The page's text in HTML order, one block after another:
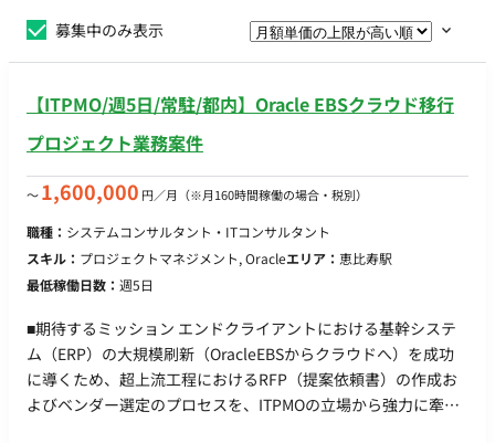
募集中のみ表示
【ITPMO/週5日/常駐/都内】Oracle EBSクラウド移行
プロジェクト業務案件
〜1,600,000 円／月 （※月160時間稼働の場合・税別）
職種： システムコンサルタント・ITコンサルタント
スキル： プロジェクトマネジメント, Oracleエリア： 恵比寿駅
最低稼働日数： 週5日
■期待するミッション エンドクライアントにおける基幹システ
ム（ERP）の大規模刷新（OracleEBSからクラウドへ）を成功
に導くため、超上流工程におけるRFP（提案依頼書）の作成お
よびベンダー選定のプロセスを、ITPMOの立場から強力に牽引